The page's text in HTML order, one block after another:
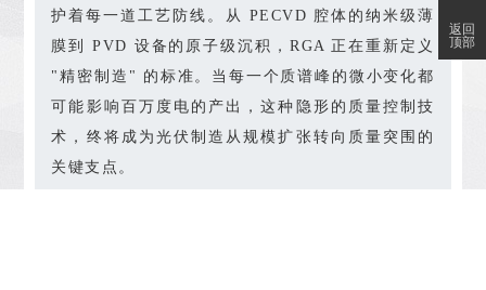
护着每一道工艺防线。从 PECVD 腔体的纳米级薄
膜到 PVD 设备的原子级沉积，RGA 正在重新定义
"精密制造" 的标准。当每一个质谱峰的微小变化都
可能影响百万度电的产出，这种隐形的质量控制技
术，终将成为光伏制造从规模扩张转向质量突围的
关键支点。
返回
顶部